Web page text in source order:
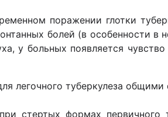
поражении глотки
болей (в особенности в
у больных появляется
легочного туберкулеза
стертых формах первичного